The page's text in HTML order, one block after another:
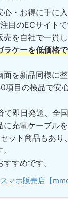
・お得に手に入
目のECサイトで
を自社で一貫し
ラケーを低価格
面を新品同様に
項目の検品で安
即日発送、全国
に充電ケーブル
ット商品もあり、
すめです。
マホ販売店【